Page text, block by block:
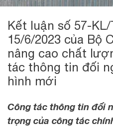
Kết luận số 57-KL/
15/6/2023 của Bộ
nâng cao chất
tác thông tin đối
hình mới
Công tác thông tin đối
trọng của công tác